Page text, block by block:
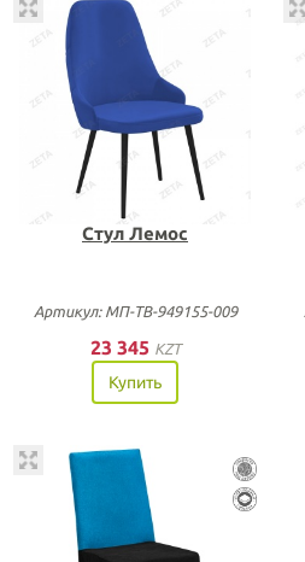
Стул Лемос
Артикул: МП-ТВ-949155-009
23 345 KZT
Купить